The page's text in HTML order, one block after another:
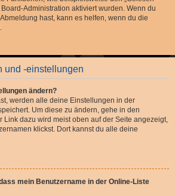
Administration aktiviert wurden. Wenn du
hast, kann es helfen, wenn du die
und -einstellungen
ändern?
werden alle deine Einstellungen in der
Um diese zu ändern, gehe in den
Link dazu wird meist oben auf der Seite angezeigt,
klickst. Dort kannst du alle deine
mein Benutzername in der Online-Liste